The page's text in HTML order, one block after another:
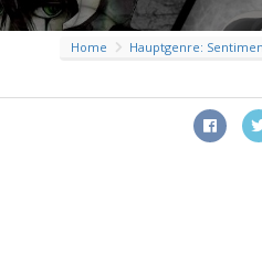
Home Hauptgenre: